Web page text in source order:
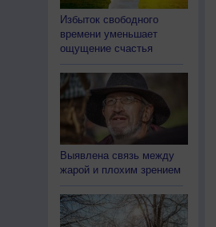
Избыток свободного
времени уменьшает
ощущение счастья
Выявлена связь между
жарой и плохим зрением